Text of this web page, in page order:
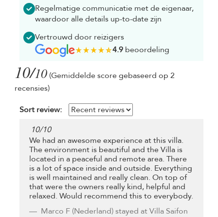
Regelmatige communicatie met de eigenaar,
waardoor alle details up-to-date zijn
Vertrouwd door reizigers
4.9beoordeling
10/10 (Gemiddelde score gebaseerd op 2
recensies)
Sort review:
10/10
We had an awesome experience at this villa.
The environment is beautiful and the Villa is
located in a peaceful and remote area. There
is a lot of space inside and outside. Everything
is well maintained and really clean. On top of
that were the owners really kind, helpful and
relaxed. Would recommend this to everybody.
Marco F (Nederland) stayed at Villa Saifon